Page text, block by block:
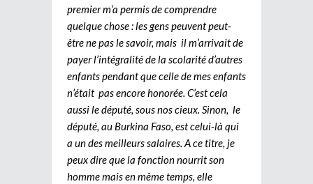
premier m’a permis de comprendre
quelque chose : les gens peuvent peut-
être ne pas le savoir, mais il m’arrivait de
payer l’intégralité de la scolarité d’autres
enfants pendant que celle de mes enfants
n’était pas encore honorée. C’est cela
aussi le député, sous nos cieux. Sinon, le
député, au Burkina Faso, est celui-là qui
a un des meilleurs salaires. A ce titre, je
peux dire que la fonction nourrit son
homme mais en même temps, elle